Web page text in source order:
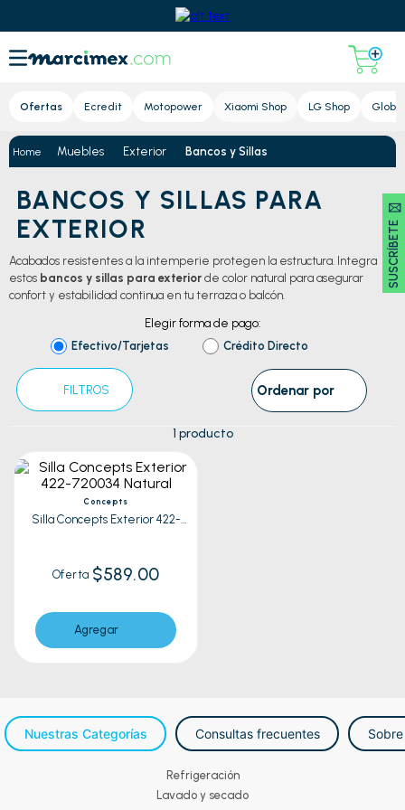
Ofertas Ecredit Motopower Xiaomi Shop LG Shop Global
SUSCRÍBETE 🖂
Muebles Exterior Bancos y Sillas
BANCOS Y SILLAS PARA
EXTERIOR
Acabados resistentes a la intemperie protegen la estructura. Integra
estos bancos y sillas para exterior de color natural para asegurar
confort y estabilidad continua en tu terraza o balcón.
Elegir forma de pago:
Efectivo/Tarjetas
Crédito Directo
FILTROS Ordenar por
1 producto
Concepts
Silla Concepts Exterior 422-
Oferta $589.00
Agregar
Nuestras Categorías Consultas frecuentes
Refrigeración
Lavado y secado